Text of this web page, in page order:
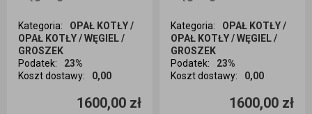
Kategoria:
OPAŁ KOTŁY /
OPAŁ KOTŁY / WĘGIEL /
GROSZEK
Podatek:
23%
Koszt dostawy: 0,00
1600,00 zł
Ilość sztuk
Kategoria:
OPAŁ KOTŁY /
OPAŁ KOTŁY / WĘGIEL /
GROSZEK
Podatek:
23%
Koszt dostawy: 0,00
1600,00 zł
Ilość sztuk